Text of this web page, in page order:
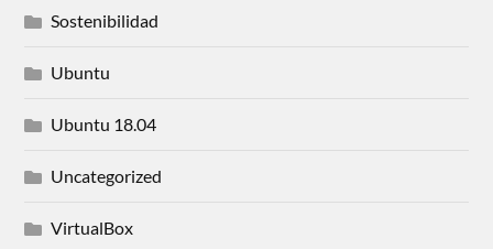
Sostenibilidad
Ubuntu
Ubuntu 18.04
Uncategorized
VirtualBox